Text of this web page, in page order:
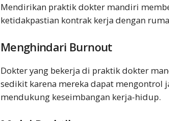
Mendirikan praktik dokter mandiri
ketidakpastian kontrak kerja dengan
Menghindari Burnout
Dokter yang bekerja di praktik dokter
sedikit karena mereka dapat mengontrol
mendukung keseimbangan kerja-hidup.